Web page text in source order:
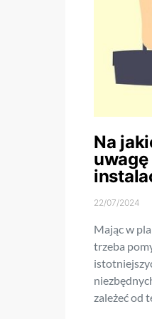
Na
22/07/2024
Mając w
trzeba
zależeć od